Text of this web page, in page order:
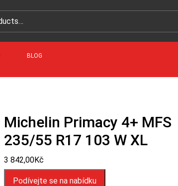
BLOG
Michelin Primacy 4+ MFS
235/55 R17 103 W XL
3 842,00Kč
Podívejte se na nabídku